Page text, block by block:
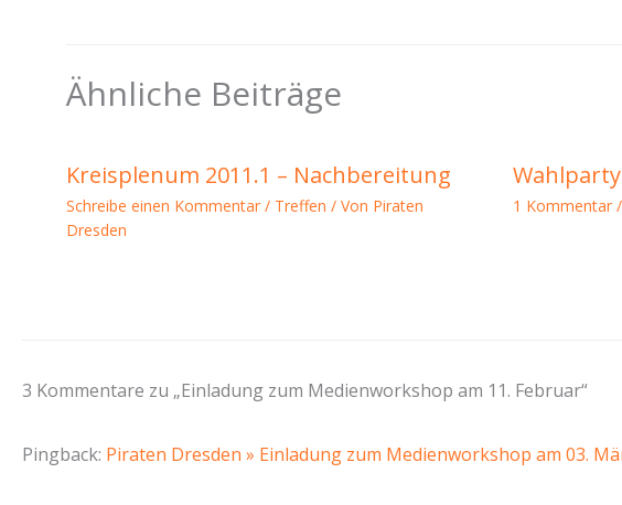
Ähnliche Beiträge
Kreisplenum 2011.1 – Nachbereitung
Schreibe einen Kommentar / Treffen / Von Piraten
Dresden
1 Kommentar /
3 Kommentare zu „Einladung zum Medienworkshop am 11. Februar“
Pingback: Piraten Dresden » Einladung zum Medienworkshop am 03.